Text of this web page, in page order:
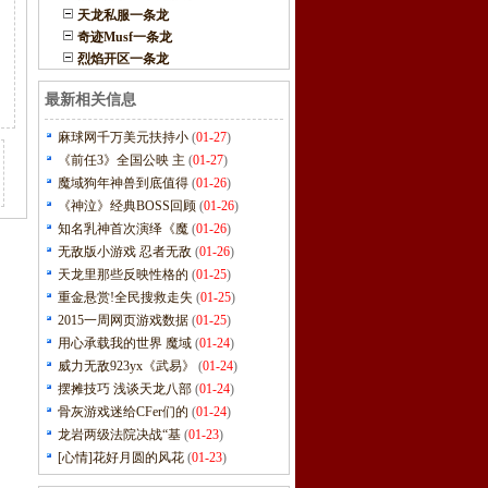
天龙私服一条龙
奇迹Musf一条龙
烈焰开区一条龙
最新相关信息
麻球网千万美元扶持小 (01-27)
《前任3》全国公映 主 (01-27)
魔域狗年神兽到底值得 (01-26)
《神泣》经典BOSS回顾 (01-26)
知名乳神首次演绎《魔 (01-26)
无敌版小游戏 忍者无敌 (01-26)
天龙里那些反映性格的 (01-25)
重金悬赏!全民搜救走失 (01-25)
2015一周网页游戏数据 (01-25)
用心承载我的世界 魔域 (01-24)
威力无敌923yx《武易》
(01-24)
摆摊技巧 浅谈天龙八部 (01-24)
骨灰游戏迷给CFer们的 (01-24)
龙岩两级法院决战“基 (01-23)
[心情]花好月圆的风花 (01-23)